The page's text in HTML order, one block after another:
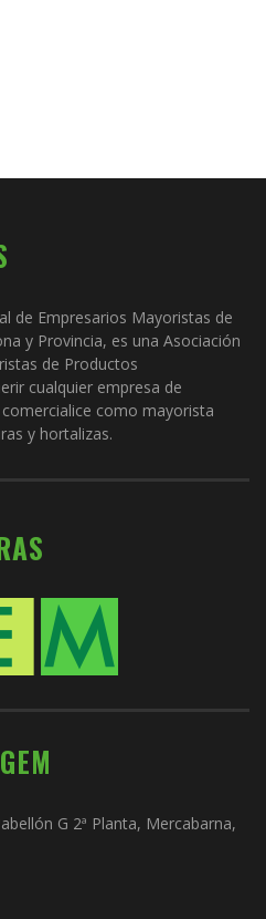
de Empresarios Mayoristas de
y Provincia, es una Asociación
de Productos
cualquier empresa de
como mayorista
y hortalizas.
G 2ª Planta, Mercabarna,